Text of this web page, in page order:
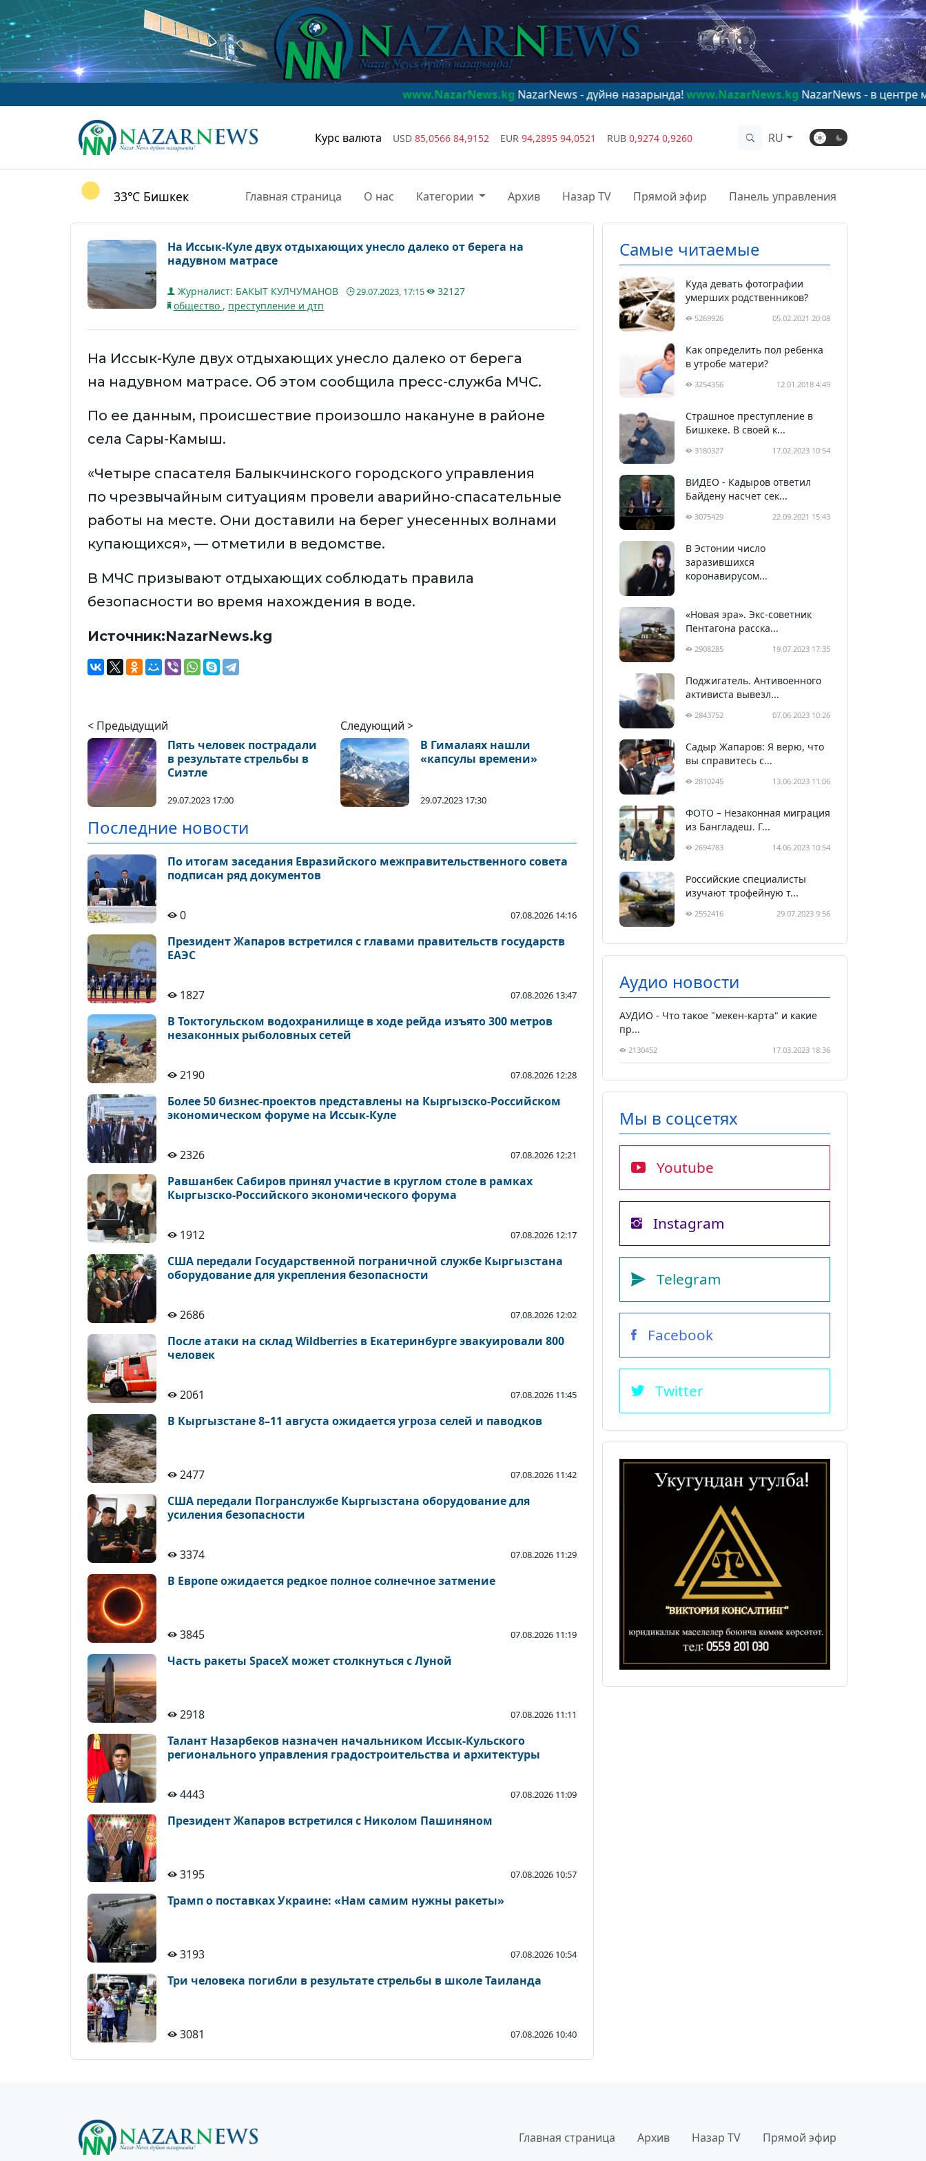
www.NazarNews.kgNazarNews - дүйнө назарында! www.NazarNews.kgNazarNews - в центре мирового
Курс валюта USD 85,0566 84,9152 EUR 94,2895 94,0521 RUB 0,9274 0,9260 RU
33°C Бишкек Главная страница О нас Категории Архив Назар TV Прямой эфир Панель управления
На Иссык-Куле двух отдыхающих унесло далеко от берега на
надувном матрасе
Журналист: БАКЫТ КУЛЧУМАНОВ 29.07.2023, 17:15
32127
общество , преступление и дтп
На Иссык-Куле двух отдыхающих унесло далеко от берега
на надувном матрасе. Об этом сообщила пресс-служба МЧС.
По ее данным, происшествие произошло накануне в районе
села Сары-Камыш.
«Четыре спасателя Балыкчинского городского управления
по чрезвычайным ситуациям провели аварийно-спасательные
работы на месте. Они доставили на берег унесенных волнами
купающихся», — отметили в ведомстве.
В МЧС призывают отдыхающих соблюдать правила
безопасности во время нахождения в воде.
Источник:NazarNews.kg
< Предыдущий
Пять человек пострадали
в результате стрельбы в
Сиэтле
29.07.2023 17:00
Следующий >
В Гималаях нашли
«капсулы времени»
29.07.2023 17:30
Последние новости
По итогам заседания Евразийского межправительственного совета
подписан ряд документов
0 07.08.2026 14:16
Президент Жапаров встретился с главами правительств государств
ЕАЭС
1827 07.08.2026 13:47
В Токтогульском водохранилище в ходе рейда изъято 300 метров
незаконных рыболовных сетей
2190 07.08.2026 12:28
Более 50 бизнес-проектов представлены на Кыргызско-Российском
экономическом форуме на Иссык-Куле
2326 07.08.2026 12:21
Равшанбек Сабиров принял участие в круглом столе в рамках
Кыргызско-Российского экономического форума
1912 07.08.2026 12:17
США передали Государственной пограничной службе Кыргызстана
оборудование для укрепления безопасности
2686 07.08.2026 12:02
После атаки на склад Wildberries в Екатеринбурге эвакуировали 800
человек
2061 07.08.2026 11:45
В Кыргызстане 8–11 августа ожидается угроза селей и паводков
2477 07.08.2026 11:42
США передали Погранслужбе Кыргызстана оборудование для
усиления безопасности
3374 07.08.2026 11:29
В Европе ожидается редкое полное солнечное затмение
3845 07.08.2026 11:19
Часть ракеты SpaceX может столкнуться с Луной
2918 07.08.2026 11:11
Талант Назарбеков назначен начальником Иссык-Кульского
регионального управления градостроительства и архитектуры
4443 07.08.2026 11:09
Президент Жапаров встретился с Николом Пашиняном
3195 07.08.2026 10:57
Трамп о поставках Украине: «Нам самим нужны ракеты»
3193 07.08.2026 10:54
Три человека погибли в результате стрельбы в школе Таиланда
3081 07.08.2026 10:40
Самые читаемые
Куда девать фотографии
умерших родственников?
5269926 05.02.2021 20:08
Как определить пол ребенка
в утробе матери?
3254356 12.01.2018 4:49
Страшное преступление в
Бишкеке. В своей к...
3180327 17.02.2023 10:54
ВИДЕО - Кадыров ответил
Байдену насчет сек...
3075429 22.09.2021 15:43
В Эстонии число
заразившихся
коронавирусом...
«Новая эра». Экс-советник
Пентагона расска...
2908285 19.07.2023 17:35
Поджигатель. Антивоенного
активиста вывезл...
2843752 07.06.2023 10:26
Садыр Жапаров: Я верю, что
вы справитесь с...
2810245 13.06.2023 11:06
ФОТО – Незаконная миграция
из Бангладеш. Г...
2694783 14.06.2023 10:54
Российские специалисты
изучают трофейную т...
2552416 29.07.2023 9:56
Аудио новости
АУДИО - Что такое "мекен-карта" и какие
пр...
2130452 17.03.2023 18:36
Мы в соцсетях
Youtube
Instagram
Telegram
Facebook
Twitter
Главная страница Архив Назар TV Прямой эфир